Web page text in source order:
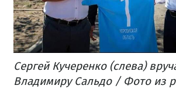
Сергей Кучеренко (слева)
Владимиру Сальдо / Фото из